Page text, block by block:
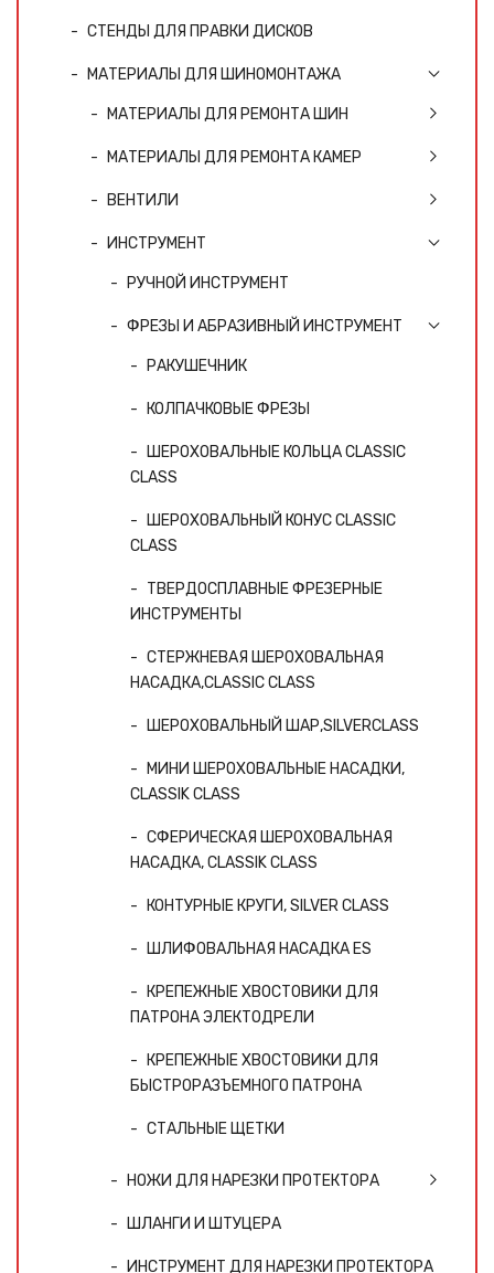
СТЕНДЫ ДЛЯ ПРАВКИ ДИСКОВ
МАТЕРИАЛЫ ДЛЯ ШИНОМОНТАЖА
МАТЕРИАЛЫ ДЛЯ РЕМОНТА ШИН
МАТЕРИАЛЫ ДЛЯ РЕМОНТА КАМЕР
ВЕНТИЛИ
ИНСТРУМЕНТ
РУЧНОЙ ИНСТРУМЕНТ
ФРЕЗЫ И АБРАЗИВНЫЙ ИНСТРУМЕНТ
РАКУШЕЧНИК
КОЛПАЧКОВЫЕ ФРЕЗЫ
ШЕРОХОВАЛЬНЫЕ КОЛЬЦА CLASSIC
CLASS
ШЕРОХОВАЛЬНЫЙ КОНУС CLASSIC
CLASS
ТВЕРДОСПЛАВНЫЕ ФРЕЗЕРНЫЕ
ИНСТРУМЕНТЫ
СТЕРЖНЕВАЯ ШЕРОХОВАЛЬНАЯ
НАСАДКА,CLASSIC CLASS
ШЕРОХОВАЛЬНЫЙ ШАР,SILVERCLASS
МИНИ ШЕРОХОВАЛЬНЫЕ НАСАДКИ,
CLASSIK CLASS
СФЕРИЧЕСКАЯ ШЕРОХОВАЛЬНАЯ
НАСАДКА, CLASSIK CLASS
КОНТУРНЫЕ КРУГИ, SILVER CLASS
ШЛИФОВАЛЬНАЯ НАСАДКА ES
КРЕПЕЖНЫЕ ХВОСТОВИКИ ДЛЯ
ПАТРОНА ЭЛЕКТОДРЕЛИ
КРЕПЕЖНЫЕ ХВОСТОВИКИ ДЛЯ
БЫСТРОРАЗЪЕМНОГО ПАТРОНА
СТАЛЬНЫЕ ЩЕТКИ
НОЖИ ДЛЯ НАРЕЗКИ ПРОТЕКТОРА
ШЛАНГИ И ШТУЦЕРА
ИНСТРУМЕНТ ДЛЯ НАРЕЗКИ ПРОТЕКТОРА